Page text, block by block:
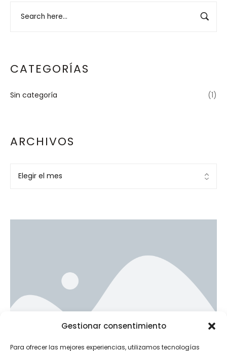
Gestionar consentimiento
Para ofrecer las mejores experiencias, utilizamos tecnologías
CATEGORÍAS
Sin categoría (1)
ARCHIVOS
Ad Banner